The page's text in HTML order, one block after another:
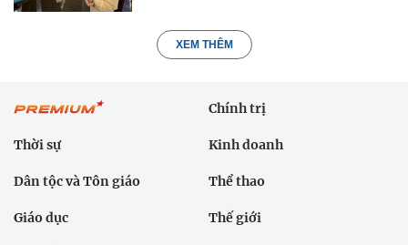
XEM THÊM
Chính trị
Thời sự Kinh doanh
Dân tộc và Tôn giáo Thể thao
Giáo dục Thế giới